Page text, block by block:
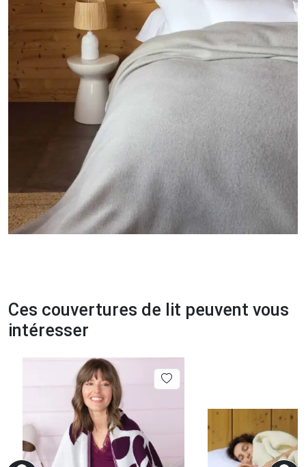
Ces couvertures de lit peuvent vous
intéresser